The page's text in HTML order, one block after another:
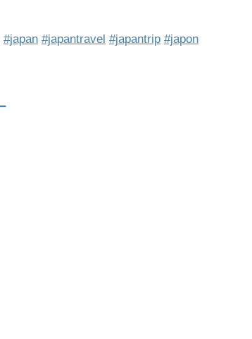
#japan #japantravel #japantrip #japon